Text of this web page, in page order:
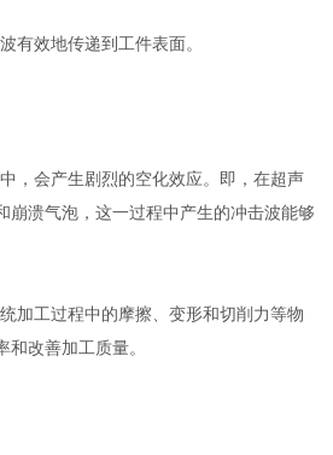
效地传递到工件表面。
会产生剧烈的空化效应。即，在超声
崩溃气泡，这一过程中产生的冲击波能够
工过程中的摩擦、变形和切削力等物
改善加工质量。